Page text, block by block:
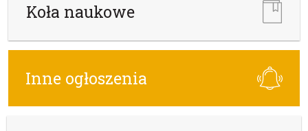
Koła naukowe
Inne ogłoszenia